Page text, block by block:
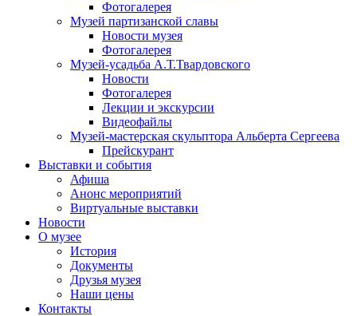
Фотогалерея
Музей партизанской славы
Новости музея
Фотогалерея
Музей-усадьба А.Т.Твардовского
Новости
Фотогалерея
Лекции и экскурсии
Видеофайлы
Музей-мастерская скульптора Альберта Сергеева
Прейскурант
Выставки и события
Афиша
Анонс мероприятий
Виртуальные выставки
Новости
О музее
История
Документы
Друзья музея
Наши цены
Контакты